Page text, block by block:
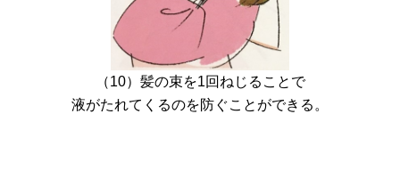
（10）髪の束を1回ねじることで
液がたれてくるのを防ぐことができる。